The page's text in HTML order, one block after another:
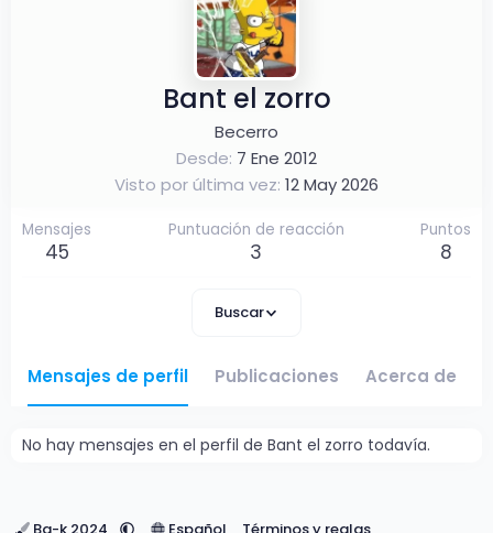
Bant el zorro
Becerro
Desde 7 Ene 2012
Visto por última vez 12 May 2026
Mensajes
45
Puntuación de reacción
3
Puntos
8
Buscar
Mensajes de perfil Publicaciones Acerca de
No hay mensajes en el perfil de Bant el zorro todavía.